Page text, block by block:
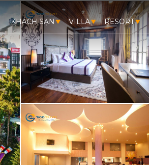
KHÁCH SẠN VILLA RESORT